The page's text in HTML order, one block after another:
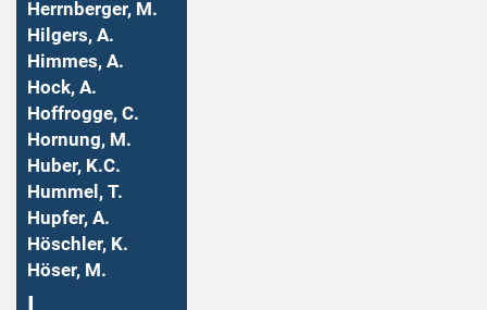
Herrnberger, M.
Hilgers, A.
Himmes, A.
Hock, A.
Hoffrogge, C.
Hornung, M.
Huber, K.C.
Hummel, T.
Hupfer, A.
Höschler, K.
Höser, M.